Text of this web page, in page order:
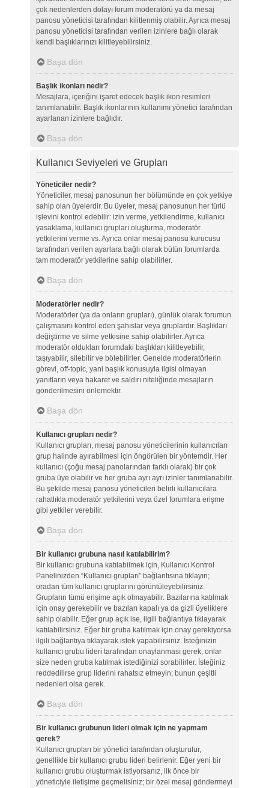
çok nedenlerden dolayı forum moderatörü ya da mesaj
panosu yöneticisi tarafından kilitlenmiş olabilir. Ayrıca mesaj
panosu yöneticisi tarafından verilen izinlere bağlı olarak
kendi başlıklarınızı kilitleyebilirsiniz.
Başa dön
Başlık ikonları nedir?
Mesajlara, içeriğini işaret edecek başlık ikon resimleri
tanımlanabilir. Başlık ikonlarının kullanımı yönetici tarafından
ayarlanan izinlere bağlıdır.
Başa dön
Kullanıcı Seviyeleri ve Grupları
Yöneticiler nedir?
Yöneticiler, mesaj panosunun her bölümünde en çok yetkiye
sahip olan üyelerdir. Bu üyeler, mesaj panosunun her türlü
işlevini kontrol edebilir: izin verme, yetkilendirme, kullanıcı
yasaklama, kullanıcı grupları oluşturma, moderatör
yetkilerini verme vs. Ayrıca onlar mesaj panosu kurucusu
tarafından verilen ayarlara bağlı olarak bütün forumlarda
tam moderatör yetkilerine sahip olabilirler.
Başa dön
Moderatörler nedir?
Moderatörler (ya da onların grupları), günlük olarak forumun
çalışmasını kontrol eden şahıslar veya gruplardır. Başlıkları
değiştirme ve silme yetkisine sahip olabilirler. Ayrıca
moderatör oldukları forumdaki başlıkları kilitleyebilir,
taşıyabilir, silebilir ve bölebilirler. Genelde moderatörlerin
görevi, off-topic, yani başlık konusuyla ilgisi olmayan
yanıtların veya hakaret ve saldırı niteliğinde mesajların
gönderilmesini önlemektir.
Başa dön
Kullanıcı grupları nedir?
Kullanıcı grupları, mesaj panosu yöneticilerinin kullanıcıları
grup halinde ayırabilmesi için öngörülen bir yöntemdir. Her
kullanıcı (çoğu mesaj panolarından farklı olarak) bir çok
gruba üye olabilir ve her gruba ayrı ayrı izinler tanımlanabilir.
Bu şekilde mesaj panosu yöneticileri belirli kullanıcılara
rahatlıkla moderatör yetkilerini veya özel forumlara erişme
gibi yetkiler verebilir.
Başa dön
Bir kullanıcı grubuna nasıl katılabilirim?
Bir kullanıcı grubuna katılabilmek için, Kullanıcı Kontrol
Panelinizden “Kullanıcı grupları” bağlantısına tıklayın;
oradan tüm kullanıcı gruplarını görüntüleyebilirsiniz.
Grupların tümü erişime açık olmayabilir. Bazılarına katılmak
için onay gerekebilir ve bazıları kapalı ya da gizli üyeliklere
sahip olabilir. Eğer grup açık ise, ilgili bağlantıya tıklayarak
katılabilirsiniz. Eğer bir gruba katılmak için onay gerekiyorsa
ilgili bağlantıya tıklayarak istek yapabilirsiniz. İsteğinizin
kullanıcı grubu lideri tarafından onaylanması gerek, onlar
size neden gruba katılmak istediğinizi sorabilirler. İsteğiniz
reddedilirse grup liderini rahatsız etmeyin; bunun çeşitli
nedenleri olsa gerek.
Başa dön
Bir kullanıcı grubunun lideri olmak için ne yapmam
gerek?
Kullanıcı grupları bir yönetici tarafından oluşturulur,
genellikle bir kullanıcı grubu lideri belirlenir. Eğer yeni bir
kullanıcı grubu oluşturmak istiyorsanız, ilk önce bir
yöneticiyle iletişime geçmelisiniz; bir özel mesaj göndermeyi